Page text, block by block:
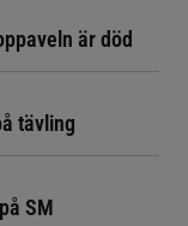
är död
tävling
SM